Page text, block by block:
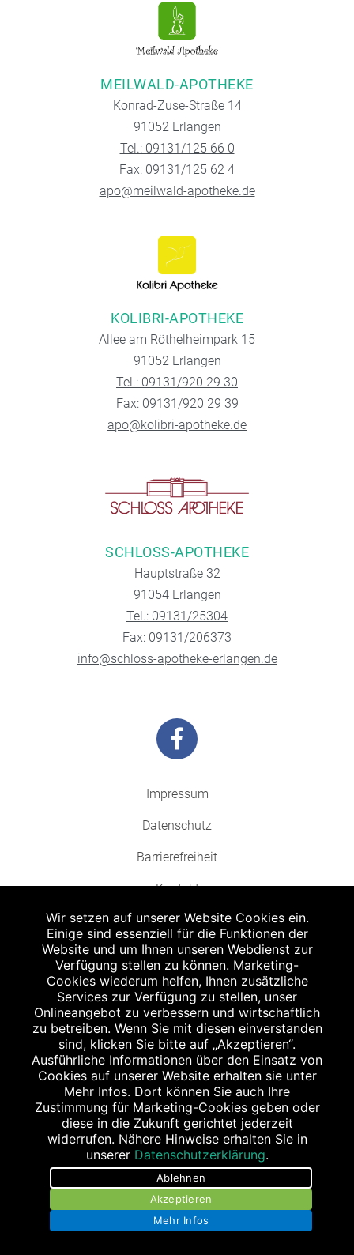
MEILWALD-APOTHEKE
Konrad-Zuse-Straße 14
91052 Erlangen
Tel.: 09131/125 66 0
Fax: 09131/125 62 4
apo@meilwald-apotheke.de
KOLIBRI-APOTHEKE
Allee am Röthelheimpark 15
91052 Erlangen
Tel.: 09131/920 29 30
Fax: 09131/920 29 39
apo@kolibri-apotheke.de
SCHLOSS-APOTHEKE
Hauptstraße 32
91054 Erlangen
Tel.: 09131/25304
Fax: 09131/206373
info@schloss-apotheke-erlangen.de
Impressum
Datenschutz
Barrierefreiheit
Kontakt
Bildnachweis
Abgabe in haushaltsüblichen Mengen, solange der Vorrat reicht. Für Druck-
und Satzfehler keine Haftung.
Zu Risiken und Nebenwirkungen lesen Sie die Packungsbeilage und fragen
Sie Ihren Arzt oder Apotheker.
Angabe nach der deutschen Arzneimitteltaxe Apothekenerstattungspreis
(AEP). Der AEP ist keine unverbindliche Preisempfehlung der Hersteller. Der
AEP ist ein von den Apotheken in Ansatz gebrachter Preis für rezeptfreie
Arzneimittel. Er entspricht in der Höhe dem für Apotheken verbindlichen
Abgabepreis, zu dem eine Apotheke in bestimmten Fällen (z.B. bei Kindern
unter 12 Jahren) das Produkt mit der gesetzlichen Krankenversicherung
abrechnet. Der AEP ist der allgemeine Erstattungspreis im Falle einer
Kostenübernahme durch die gesetzlichen Krankenkassen, vor Abzug eines
Zwangsrabattes (zur Zeit 5%) nach §130 Abs. 1 SGB V.
Unverbindliche Preisempfehlung des Herstellers (UVP).
powered by apovena.de
Wir setzen auf unserer Website Cookies ein.
Einige sind essenziell für die Funktionen der
Website und um Ihnen unseren Webdienst zur
Verfügung stellen zu können. Marketing-
Cookies wiederum helfen, Ihnen zusätzliche
Services zur Verfügung zu stellen, unser
Onlineangebot zu verbessern und wirtschaftlich
zu betreiben. Wenn Sie mit diesen einverstanden
sind, klicken Sie bitte auf „Akzeptieren“.
Ausführliche Informationen über den Einsatz von
Cookies auf unserer Website erhalten sie unter
Mehr Infos. Dort können Sie auch Ihre
Zustimmung für Marketing-Cookies geben oder
diese in die Zukunft gerichtet jederzeit
widerrufen. Nähere Hinweise erhalten Sie in
unserer Datenschutzerklärung.
Ablehnen
Akzeptieren
Mehr Infos